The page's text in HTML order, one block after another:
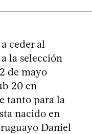
ceder al
la selección
de mayo
20 en
tanto para la
nacido en
Daniel